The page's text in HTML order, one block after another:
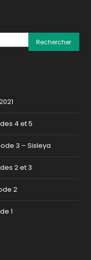
Rechercher :
4 et 5
3 – Sisleya
2 et 3
2
1